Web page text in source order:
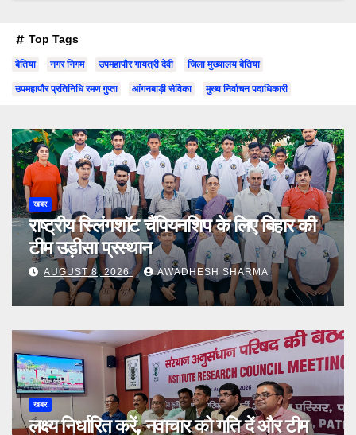
Top Tags
बेतिया नगर निगम उपमहापौर गायत्री देवी जिला मुख्यालय बेतिया
उपमहापौर प्रतिनिधि रमण गुप्ता आंगनबाड़ी सेविका मुख्य निर्वाचन पदाधिकारी
खबर
राष्ट्रीय स्लिंगशॉट चैंपियनशिप के लिए बिहार की
टीम उड़ीसा प्रस्थान
AUGUST 8, 2026 AWADHESH SHARMA
खबर
लक्ष्य निर्धारित करें, नवाचार को गति दें और टीम